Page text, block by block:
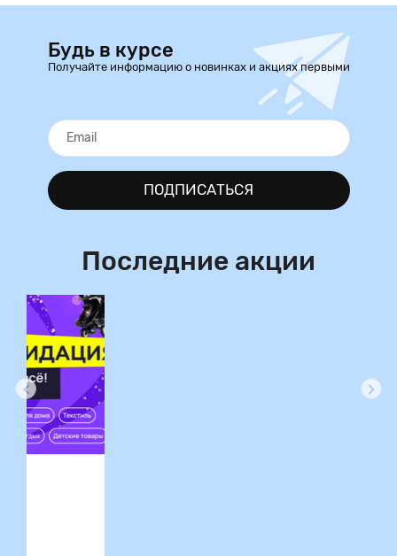
Будь в курсе
Получайте информацию о новинках и акциях первыми
ПОДПИСАТЬСЯ
Последние акции